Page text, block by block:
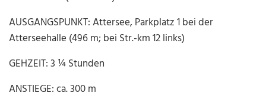
AUSGANGSPUNKT: Attersee, Parkplatz 1 bei der
Atterseehalle (496 m; bei Str.-km 12 links)
GEHZEIT: 3 ¼ Stunden
ANSTIEGE: ca. 300 m